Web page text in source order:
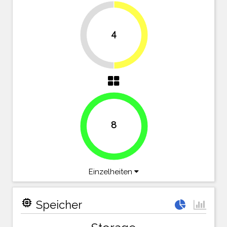
4
8
100%
Einzelheiten
memory Speicher